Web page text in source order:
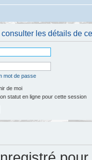
les détails de
mot de passe
de moi
statut en ligne pour cette session